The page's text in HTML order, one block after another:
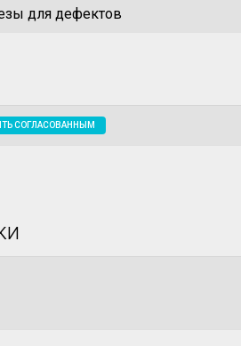
для дефектов
СОГЛАСОВАННЫМ